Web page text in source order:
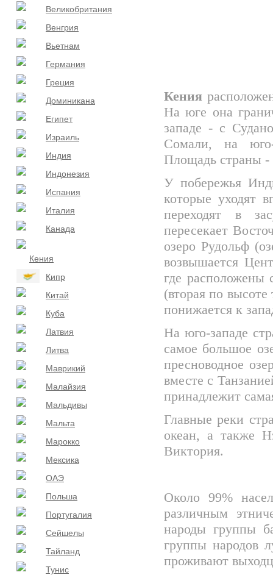
Великобритания
Венгрия
Вьетнам
Германия
Греция
Доминикана
Египет
Израиль
Индия
Индонезия
Испания
Италия
Канада
Кения
Кипр
Китай
Куба
Латвия
Литва
Маврикий
Малайзия
Мальдивы
Мальта
Марокко
Мексика
ОАЭ
Польша
Португалия
Сейшелы
Тайланд
Тунис
Кения
На юге она
западе - с
Сомали, на юго-
Площадь страны
У побережья
которые уходят
переходят в
пересекает
озеро Рудольф
возвышается
где
(вторая по
понижается к
На юго-западе
самое большое
пресноводное
вместе с
принадлежит
Главные реки
океан, а также
Виктория.
Около 99%
различным
народы группы
группы народов
проживают